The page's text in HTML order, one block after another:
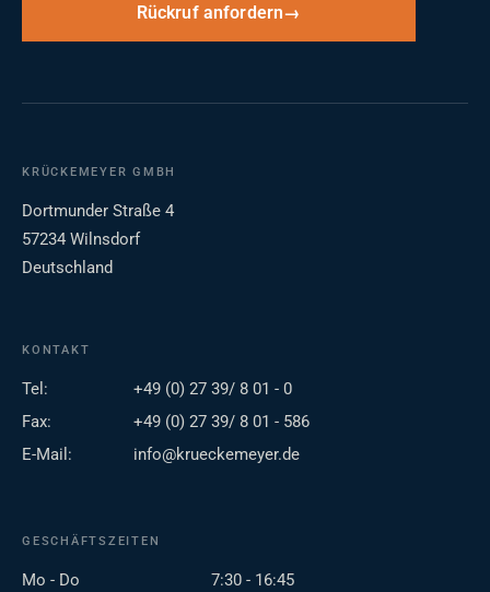
Rückruf anfordern
KRÜCKEMEYER GMBH
Dortmunder Straße 4
57234 Wilnsdorf
Deutschland
KONTAKT
Tel:
+49 (0) 27 39/ 8 01 - 0
Fax:
+49 (0) 27 39/ 8 01 - 586
E-Mail:
info@krueckemeyer.de
GESCHÄFTSZEITEN
Mo - Do
7:30 - 16:45